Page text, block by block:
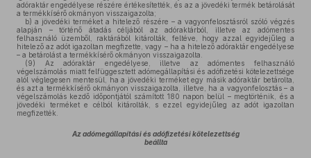
adóraktár engedélyese részére értékesítették, és az a jövedéki termék betárolását
a termékkísérő okmányon visszaigazolta;
b) a jövedéki terméket a hitelező részére – a vagyonfelosztásról szóló végzés
alapján – történő átadás céljából az adóraktárból, illetve az adómentes
felhasználó üzemből, raktárából kitárolták, feltéve, hogy azzal egyidejűleg a
hitelező az adót igazoltan megfizette, vagy – ha a hitelező adóraktár engedélyese
– a betárolást a termékkísérő okmányon visszaigazolta.
(9) Az adóraktár engedélyese, illetve az adómentes felhasználó
végelszámolás miatt felfüggesztett adómegállapítási és adófizetési kötelezettsége
alól véglegesen mentesül, ha a jövedéki terméket egy másik adóraktár betárolta,
és azt a termékkísérő okmányon visszaigazolta, illetve, ha a vagyonfelosztás – a
végelszámolás kezdő időpontjától számított 180 napon belül – megtörténik, és a
jövedéki terméket e célból kitárolták, s ezzel egyidejűleg az adót igazoltan
megfizették.
Az adómegállapítási és adófizetési kötelezettség
beállta